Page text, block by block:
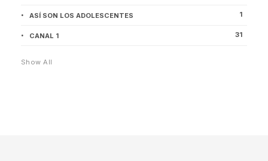
ASÍ SON LOS ADOLESCENTES 1
CANAL 1 31
Show All